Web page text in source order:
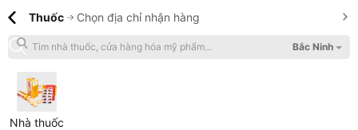
Thuốc Chọn địa chỉ nhận hàng
Bắc Ninh
Nhà thuốc